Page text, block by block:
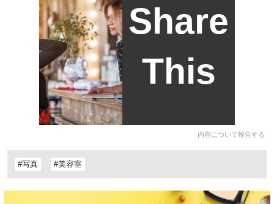
Share
This
内容について報告する
#写真 #美容室